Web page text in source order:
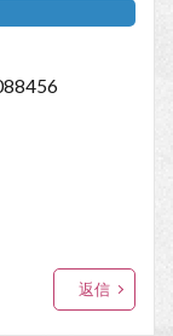
返信